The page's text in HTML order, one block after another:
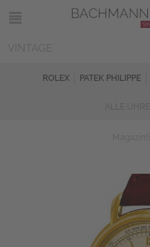
ROLEX PATEK PHILIPPE